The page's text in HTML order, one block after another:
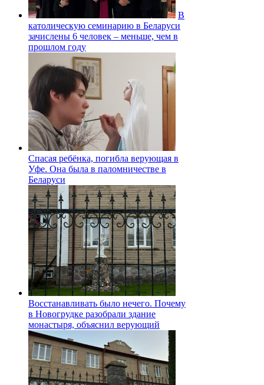
В
католическую семинарию в Беларуси
зачислены 6 человек – меньше, чем в
прошлом году
Спасая ребёнка, погибла верующая в
Уфе. Она была в паломничестве в
Беларуси
Восстанавливать было нечего. Почему
в Новогрудке разобрали здание
монастыря, объяснил верующий